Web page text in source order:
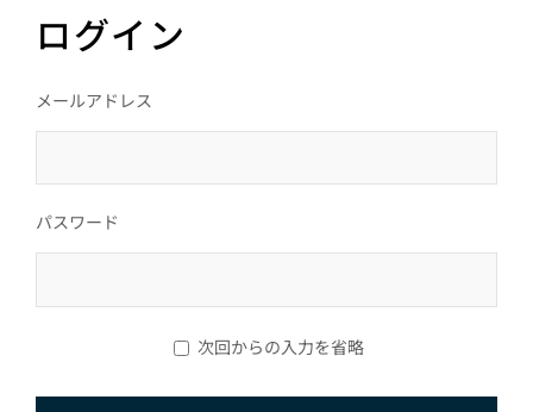
ログイン
メールアドレス
パスワード
次回からの入力を省略